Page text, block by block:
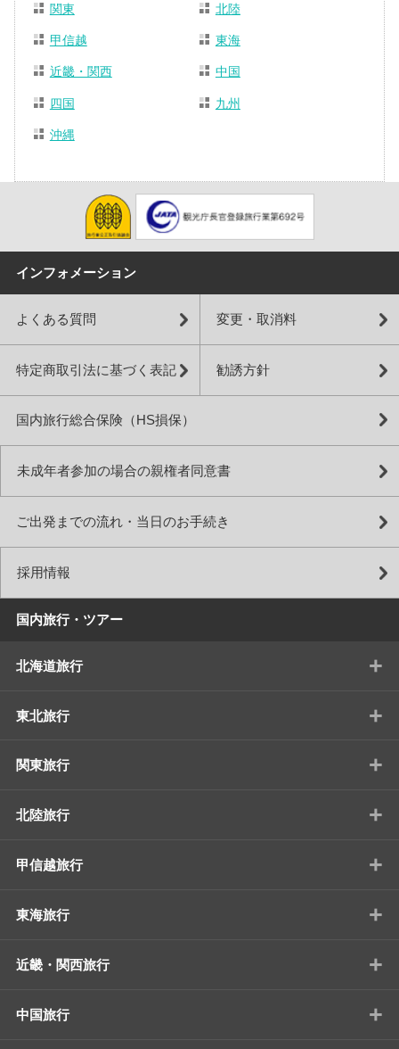
関東 北陸
甲信越 東海
近畿・関西 中国
四国 九州
沖縄
インフォメーション
よくある質問 変更・取消料
特定商取引法に基づく表記 勧誘方針
国内旅行総合保険（HS損保）
未成年者参加の場合の親権者同意書
ご出発までの流れ・当日のお手続き
採用情報
国内旅行・ツアー
北海道旅行 +
東北旅行 +
関東旅行 +
北陸旅行 +
甲信越旅行 +
東海旅行 +
近畿・関西旅行 +
中国旅行 +